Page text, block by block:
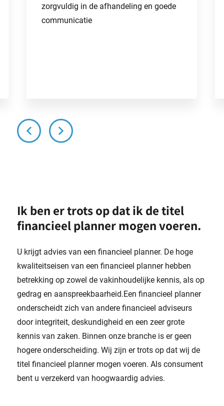
zorgvuldig in de afhandeling en goede
communicatie
Ik ben er trots op dat ik de titel
financieel planner mogen voeren.
U krijgt advies van een financieel planner. De hoge
kwaliteitseisen van een financieel planner hebben
betrekking op zowel de vakinhoudelijke kennis, als op
gedrag en aanspreekbaarheid.Een financieel planner
onderscheidt zich van andere financieel adviseurs
door integriteit, deskundigheid en een zeer grote
kennis van zaken. Binnen onze branche is er geen
hogere onderscheiding. Wij zijn er trots op dat wij de
titel financieel planner mogen voeren. Als consument
bent u verzekerd van hoogwaardig advies.